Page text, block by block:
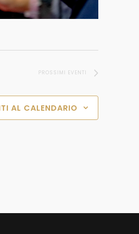
PROSSIMI EVENTI
AL CALENDARIO